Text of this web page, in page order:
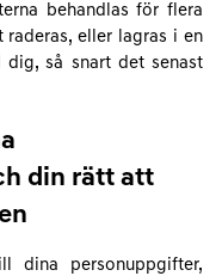
behandlas för flera
eller lagras i en
så snart det senast
din rätt att
personuppgifter,